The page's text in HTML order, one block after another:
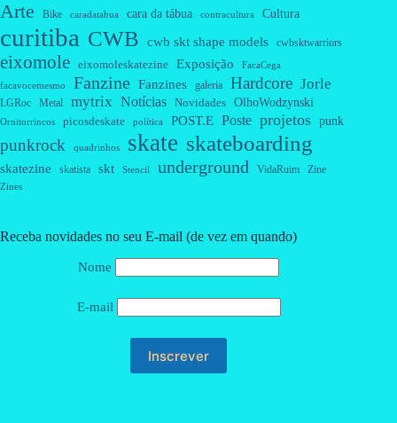
Arte Bike caradatabua cara da tábua contracultura Cultura
curitiba CWB cwb skt shape models cwbsktwarriors
eixomole eixomoleskatezine Exposição FacaCega
facavocemesmo Fanzine Fanzines galeria Hardcore Jorle
LGRoc Metal mytrix Notícias Novidades OlhoWodzynski
Ornitorrincos picosdeskate política POST.E Poste projetos punk
punkrock quadrinhos skate skateboarding
skatezine skatista skt Stencil underground VidaRuim Zine
Zines
Receba novidades no seu E-mail (de vez em quando)
Nome
E-mail